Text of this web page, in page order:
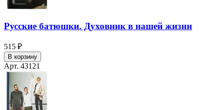
Русские батюшки. Духовник в нашей жизни
515 ₽
В корзину
Арт. 43121